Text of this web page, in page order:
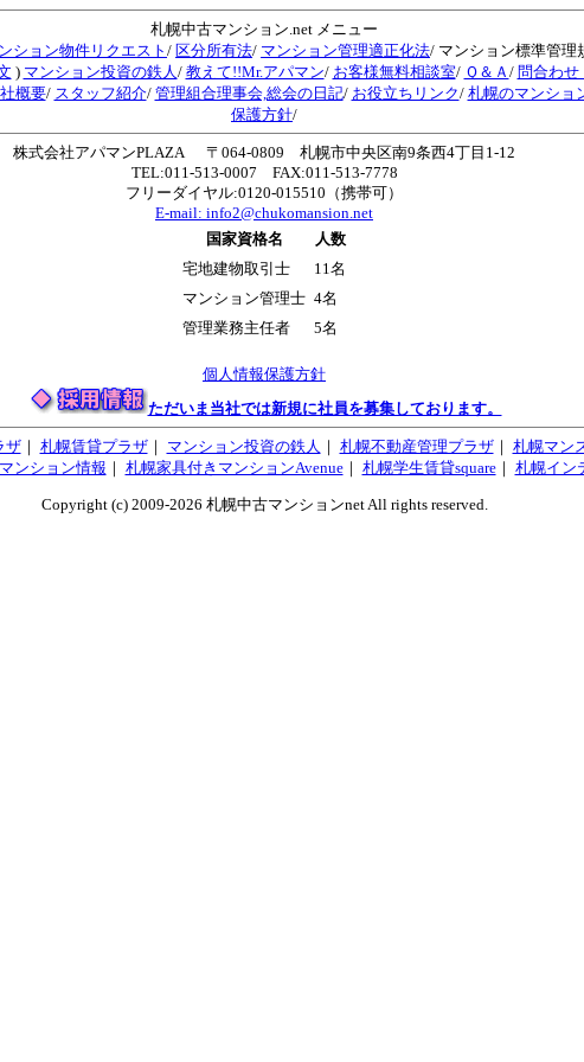
札幌中古マンション.net メニュー
ション物件リクエスト / 区分所有法/ マンション管理適正化法/ マンション標準管理
) マンション投資の鉄人 / 教えて!!Mr.アパマン/ お客様無料相談室/ Ｑ＆Ａ / 問合わせ
概要/ スタッフ紹介/ 管理組合理事会,総会の日記/ お役立ちリンク/ 札幌のマンショ
保護方針/
株式会社アパマンPLAZA 〒064-0809 札幌市中央区南9条西4丁目1-12
TEL:011-513-0007 FAX:011-513-7778
フリーダイヤル:0120-015510（携帯可）
E-mail: info2@chukomansion.net
国家資格名
人数
宅地建物取引士
11名
マンション管理士 4名
管理業務主任者
5名
個人情報保護方針
ただいま当社では新規に社員を募集しております。
ザ｜ 札幌賃貸プラザ｜ マンション投資の鉄人 ｜ 札幌不動産管理プラザ｜ 札幌マン
ンション情報 ｜ 札幌家具付きマンションAvenue｜ 札幌学生賃貸square｜ 札幌イン
Copyright (c) 2009-2026 札幌中古マンションnet All rights reserved.